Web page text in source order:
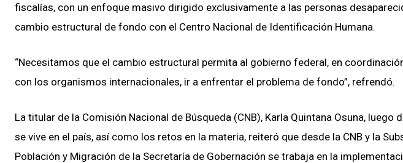
fiscalías, con un enfoque masivo dirigido exclusivamente a las personas
cambio estructural de fondo con el Centro Nacional de Identificación Humana.
“Necesitamos que el cambio estructural permita al gobierno federal, en
con los organismos internacionales, ir a enfrentar el problema de fondo”, refrendó.
La titular de la Comisión Nacional de Búsqueda (CNB), Karla Quintana Osuna,
se vive en el país, así como los retos en la materia, reiteró que desde la CNB y la
Población y Migración de la Secretaría de Gobernación se trabaja en la